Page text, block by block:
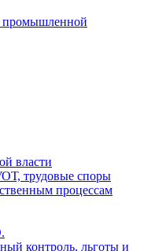
промышленной
власти
трудовые споры
процессам
контроль, льготы и